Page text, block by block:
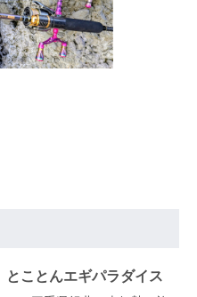
とことんエギパラダイス